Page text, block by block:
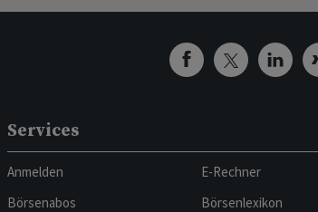
Services
Anmelden
Börsenabos
E-Rechner
Börsenlexikon